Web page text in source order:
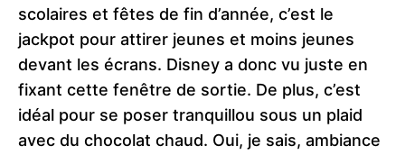
scolaires et fêtes de fin d’année, c’est le
jackpot pour attirer jeunes et moins jeunes
devant les écrans. Disney a donc vu juste en
fixant cette fenêtre de sortie. De plus, c’est
idéal pour se poser tranquillou sous un plaid
avec du chocolat chaud. Oui, je sais, ambiance